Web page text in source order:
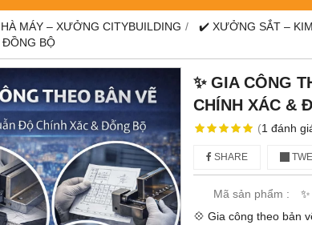
MÁY – XƯỞNG CITYBUILDING
✔️ XƯỞNG SẮT –
ĐỒNG BỘ
✨ GIA CÔNG
CHÍNH XÁC &
(1 đánh
SHARE
Mã sản phẩm :
💠 Gia công theo bản